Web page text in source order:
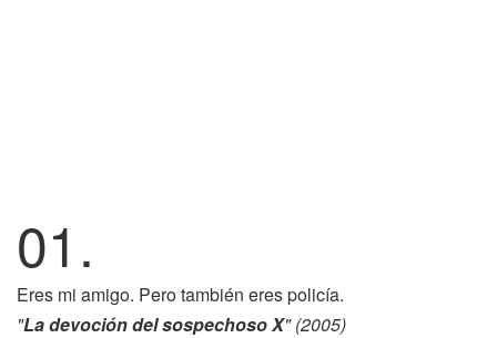
01.
Eres mi amigo. Pero también eres policía.
"La devoción del sospechoso X" (2005)